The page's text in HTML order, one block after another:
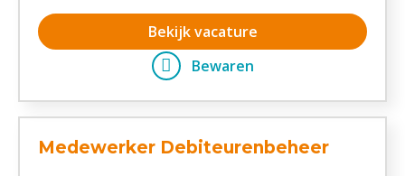
Bekijk vacature
Bewaren
Medewerker Debiteurenbeheer